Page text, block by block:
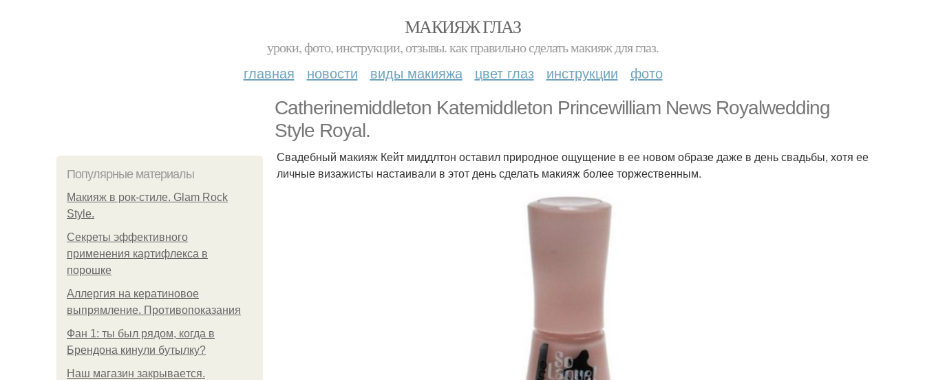
МАКИЯЖ ГЛАЗ
уроки, фото, инструкции, отзывы. как правильно сделать макияж для глаз.
главная новости виды макияжа цвет глаз инструкции фото
Catherinemiddleton Katemiddleton Princewilliam News Royalwedding
Style Royal.
Популярные материалы
Макияж в рок-стиле. Glam Rock
Style.
Секреты эффективного
применения картифлекса в
порошке
Аллергия на кератиновое
выпрямление. Противопоказания
Фан 1: ты был рядом, когда в
Брендона кинули бутылку?
Нaш магaзин зaкрывaeтся.
Свадебный макияж Кейт миддлтон оставил природное ощущение в ее новом образе даже в день свадьбы, хотя ее
личные визажисты настаивали в этот день сделать макияж более торжественным.